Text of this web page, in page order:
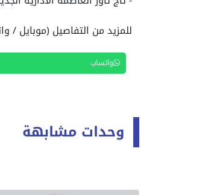
للمزيد من التفاصيل (موبايل / واتساب)
واتساب
وحدات مشابهة